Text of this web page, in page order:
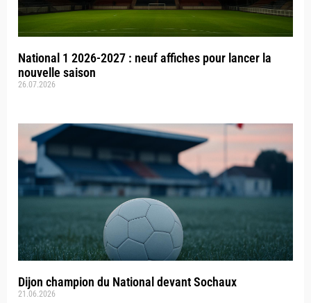
National 1 2026-2027 : neuf affiches pour lancer la
nouvelle saison
26.07.2026
Dijon champion du National devant Sochaux
21.06.2026